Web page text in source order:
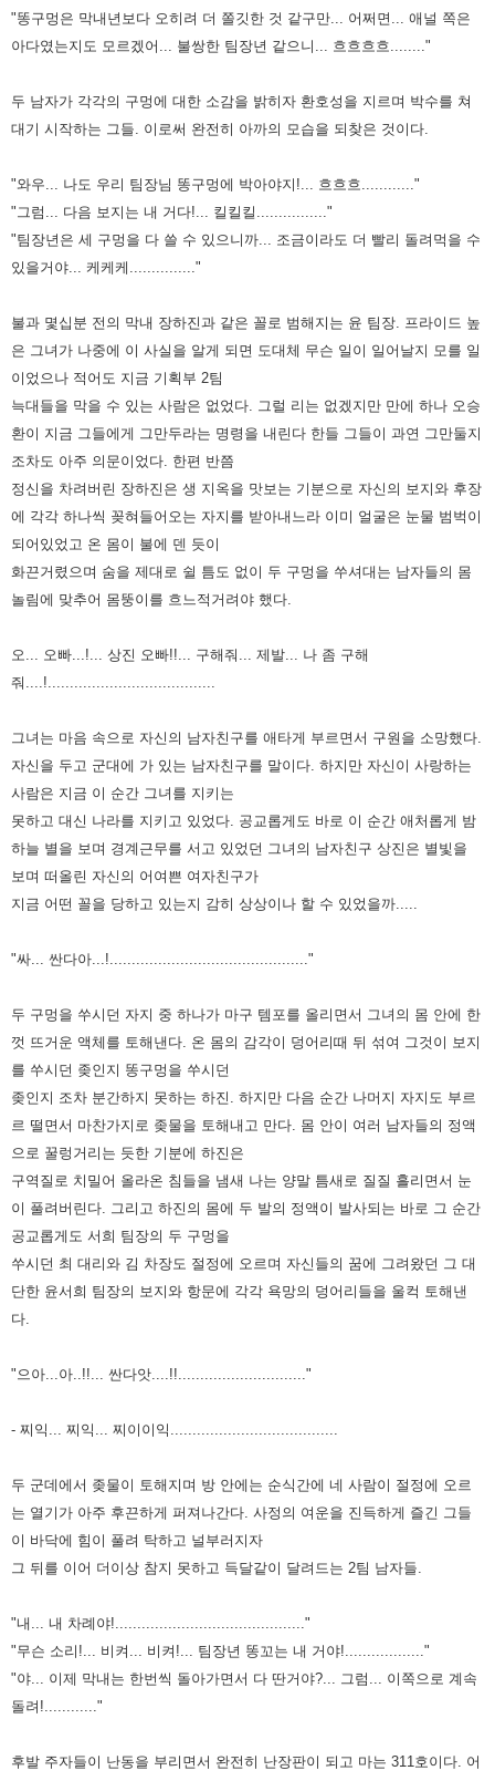
"똥구멍은 막내년보다 오히려 더 쫄깃한 것 같구만... 어쩌면... 애널 쪽은
아다였는지도 모르겠어... 불쌍한 팀장년 같으니... 흐흐흐흐........"
두 남자가 각각의 구멍에 대한 소감을 밝히자 환호성을 지르며 박수를 쳐
대기 시작하는 그들. 이로써 완전히 아까의 모습을 되찾은 것이다.
"와우... 나도 우리 팀장님 똥구멍에 박아야지!... 흐흐흐............"
"그럼... 다음 보지는 내 거다!... 킬킬킬................"
"팀장년은 세 구멍을 다 쓸 수 있으니까... 조금이라도 더 빨리 돌려먹을 수
있을거야... 케케케..............."
불과 몇십분 전의 막내 장하진과 같은 꼴로 범해지는 윤 팀장. 프라이드 높
은 그녀가 나중에 이 사실을 알게 되면 도대체 무슨 일이 일어날지 모를 일
이었으나 적어도 지금 기획부 2팀
늑대들을 막을 수 있는 사람은 없었다. 그럴 리는 없겠지만 만에 하나 오승
환이 지금 그들에게 그만두라는 명령을 내린다 한들 그들이 과연 그만둘지
조차도 아주 의문이었다. 한편 반쯤
정신을 차려버린 장하진은 생 지옥을 맛보는 기분으로 자신의 보지와 후장
에 각각 하나씩 꽂혀들어오는 자지를 받아내느라 이미 얼굴은 눈물 범벅이
되어있었고 온 몸이 불에 덴 듯이
화끈거렸으며 숨을 제대로 쉴 틈도 없이 두 구멍을 쑤셔대는 남자들의 몸
놀림에 맞추어 몸뚱이를 흐느적거려야 했다.
오... 오빠...!... 상진 오빠!!... 구해줘... 제발... 나 좀 구해
줘....!......................................
그녀는 마음 속으로 자신의 남자친구를 애타게 부르면서 구원을 소망했다.
자신을 두고 군대에 가 있는 남자친구를 말이다. 하지만 자신이 사랑하는
사람은 지금 이 순간 그녀를 지키는
못하고 대신 나라를 지키고 있었다. 공교롭게도 바로 이 순간 애처롭게 밤
하늘 별을 보며 경계근무를 서고 있었던 그녀의 남자친구 상진은 별빛을
보며 떠올린 자신의 어여쁜 여자친구가
지금 어떤 꼴을 당하고 있는지 감히 상상이나 할 수 있었을까.....
"싸... 싼다아...!............................................."
두 구멍을 쑤시던 자지 중 하나가 마구 템포를 올리면서 그녀의 몸 안에 한
껏 뜨거운 액체를 토해낸다. 온 몸의 감각이 덩어리때 뒤 섞여 그것이 보지
를 쑤시던 좆인지 똥구멍을 쑤시던
좆인지 조차 분간하지 못하는 하진. 하지만 다음 순간 나머지 자지도 부르
르 떨면서 마찬가지로 좆물을 토해내고 만다. 몸 안이 여러 남자들의 정액
으로 꿀렁거리는 듯한 기분에 하진은
구역질로 치밀어 올라온 침들을 냄새 나는 양말 틈새로 질질 흘리면서 눈
이 풀려버린다.
그리고 하진의 몸에 두 발의 정액이 발사되는 바로 그 순간
공교롭게도 서희 팀장의 두 구멍을
쑤시던 최 대리와 김 차장도 절정에 오르며 자신들의 꿈에 그려왔던 그 대
단한 윤서희 팀장의 보지와 항문에 각각 욕망의 덩어리들을 울컥 토해낸
다.
"으아...아..!!... 싼다앗....!!............................."
- 찌익... 찌익... 찌이이익......................................
두 군데에서 좆물이 토해지며 방 안에는 순식간에 네 사람이 절정에 오르
는 열기가 아주 후끈하게 퍼져나간다. 사정의 여운을 진득하게 즐긴 그들
이 바닥에 힘이 풀려 탁하고 널부러지자
그 뒤를 이어 더이상 참지 못하고 득달같이 달려드는 2팀 남자들.
"내... 내 차례야!..........................................."
"무슨 소리!... 비켜... 비켜!... 팀장년 똥꼬는 내 거야!.................."
"야... 이제 막내는 한번씩 돌아가면서 다 딴거야?... 그럼... 이쪽으로 계속
돌려!............"
후발 주자들이 난동을 부리면서 완전히 난장판이 되고 마는 311호이다. 어